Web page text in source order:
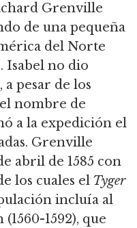
Grenville
de una pequeña
del Norte
Isabel no dio
pesar de los
nombre de
a la expedición el
Grenville
abril de 1585 con
los cuales el Tyger
incluía al
1592), que